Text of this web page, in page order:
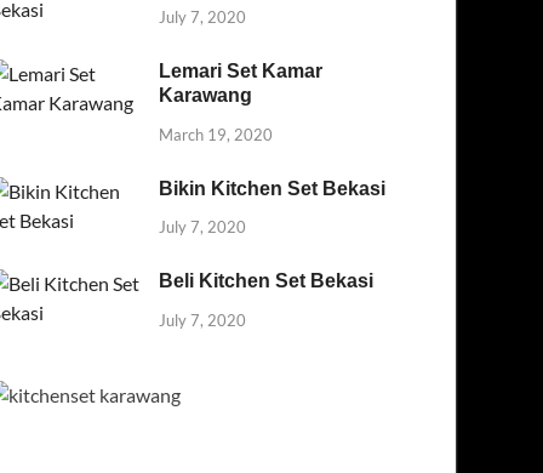
July 7, 2020
Lemari Set Kamar
Karawang
March 19, 2020
Bikin Kitchen Set Bekasi
July 7, 2020
Beli Kitchen Set Bekasi
July 7, 2020